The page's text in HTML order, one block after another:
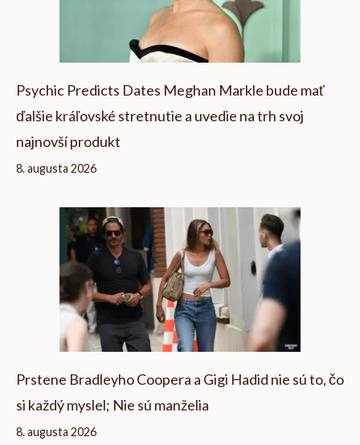
Psychic Predicts Dates Meghan Markle bude mať
ďalšie kráľovské stretnutie a uvedie na trh svoj
najnovší produkt
8. augusta 2026
Prstene Bradleyho Coopera a Gigi Hadid nie sú to, čo
si každý myslel; Nie sú manželia
8. augusta 2026